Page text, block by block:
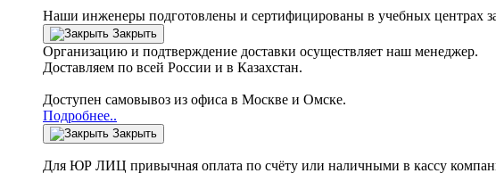
Наши инженеры подготовлены и сертифицированы в учебных центрах
Закрыть
Организацию и подтверждение доставки осуществляет наш менеджер.
Доставляем по всей России и в Казахстан.
Доступен самовывоз из офиса в Москве и Омске.
Подробнее..
Закрыть
Для ЮР ЛИЦ привычная оплата по счёту или наличными в кассу